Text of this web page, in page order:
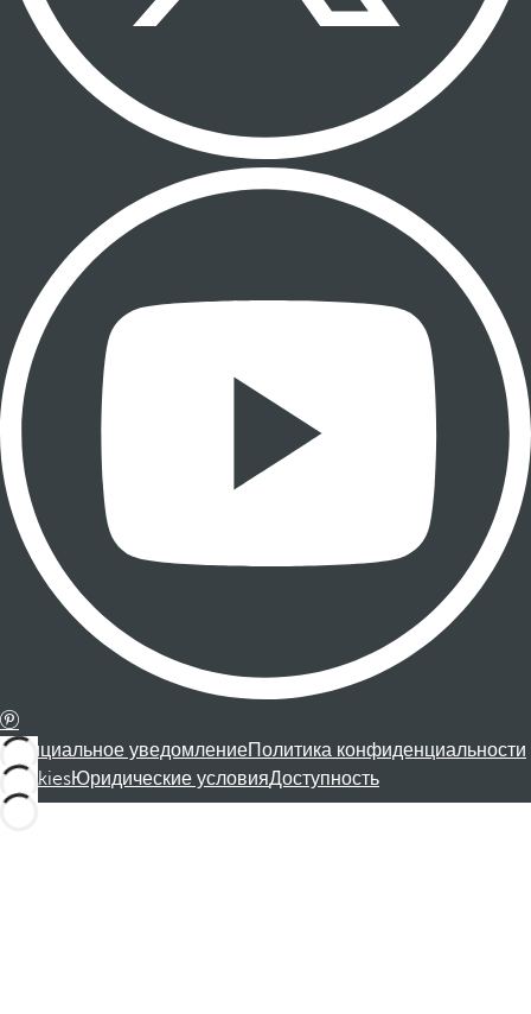
Официальное уведомлениеПолитика конфиденциальности
CookiesЮридические условияДоступность